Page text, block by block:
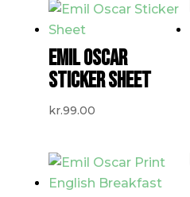
EMIL OSCAR
STICKER SHEET
kr.99.00